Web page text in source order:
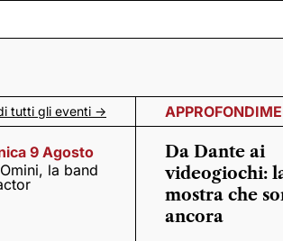
tutti gli eventi ->
9 Agosto
la band
Da Dante ai
videogiochi:
mostra che
ancora